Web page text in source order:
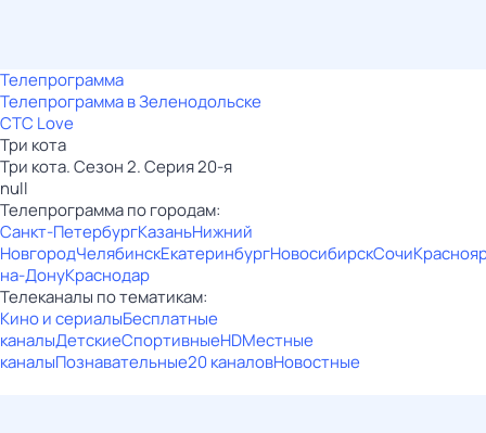
Телепрограмма
Телепрограмма в Зеленодольске
СТС Love
Три кота
Три кота. Сезон 2. Серия 20-я
null
Телепрограмма по городам:
Санкт-ПетербургКазаньНижний
НовгородЧелябинскЕкатеринбургНовосибирскСочи
на-ДонуКраснодар
Телеканалы по тематикам:
Кино и сериалыБесплатные
каналыДетскиеСпортивныеHDМестные
каналыПознавательные20 каналовНовостные